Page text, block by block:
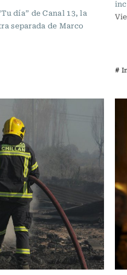
día” de Canal 13, la
separada de Marco
#